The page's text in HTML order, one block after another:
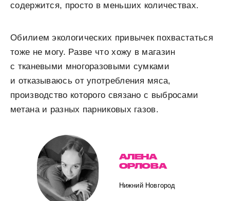
содержится, просто в меньших количествах.
Обилием экологических привычек похвастаться
тоже не могу. Разве что хожу в магазин
с тканевыми многоразовыми сумками
и отказываюсь от употребления мяса,
производство которого связано с выбросами
метана и разных парниковых газов.
АЛЕНА
ОРЛОВА
Нижний Новгород